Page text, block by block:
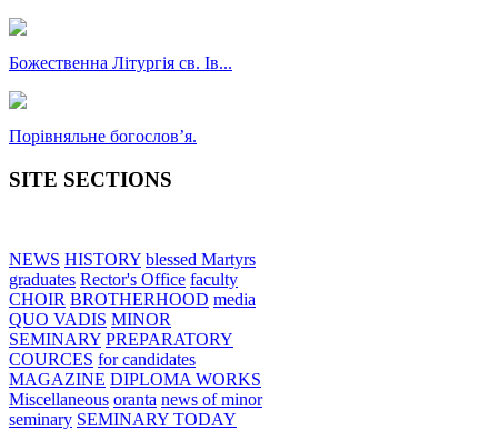
Божественна Літургія св. Ів...
Порівняльне богословʼя.
SITE SECTIONS
NEWS HISTORY blessed Martyrs
graduates Rector's Office faculty
CHOIR BROTHERHOOD media
QUO VADIS MINOR
SEMINARY PREPARATORY
COURCES for candidates
MAGAZINE DIPLOMA WORKS
Miscellaneous oranta news of minor
seminary SEMINARY TODAY